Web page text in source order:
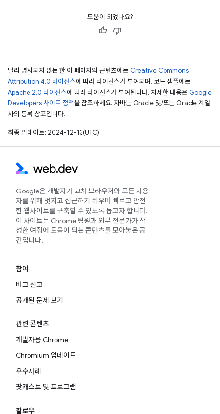
도움이 되었나요?
달리 명시되지 않는 한 이 페이지의 콘텐츠에는 Creative Commons
Attribution 4.0 라이선스에 따라 라이선스가 부여되며, 코드 샘플에는
Apache 2.0 라이선스에 따라 라이선스가 부여됩니다. 자세한 내용은 Google
Developers 사이트 정책을 참조하세요. 자바는 Oracle 및/또는 Oracle 계열
사의 등록 상표입니다.
최종 업데이트: 2024-12-13(UTC)
Google은 개발자가 교차 브라우저와 모든 사용
자를 위해 멋지고 접근하기 쉬우며 빠르고 안전
한 웹사이트를 구축할 수 있도록 돕고자 합니다.
이 사이트는 Chrome 팀원과 외부 전문가가 작
성한 여정에 도움이 되는 콘텐츠를 모아놓은 공
간입니다.
참여
버그 신고
공개된 문제 보기
관련 콘텐츠
개발자용 Chrome
Chromium 업데이트
우수사례
팟캐스트 및 프로그램
팔로우